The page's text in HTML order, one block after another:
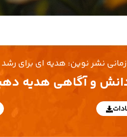
نشر نوین: هدیه ای برای رشد
و آگاهی هدیه